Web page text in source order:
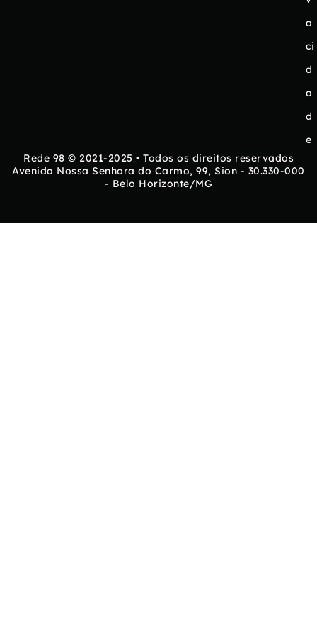
a
ci
d
a
d
e
Rede 98 © 2021-2025 • Todos os direitos reservados
Avenida Nossa Senhora do Carmo, 99, Sion - 30.330-000
- Belo Horizonte/MG